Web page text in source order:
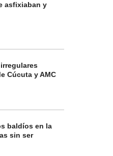
asfixiaban y
Cúcuta y AMC
baldíos en la
sin ser